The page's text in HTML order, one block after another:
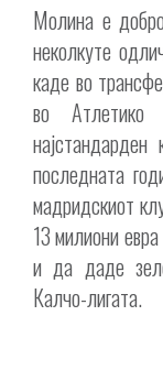
Молина е
неколкуте
каде во
во Атлетико
последната
мадридскиот
13 милиони
и да даде
Калчо-лигата.